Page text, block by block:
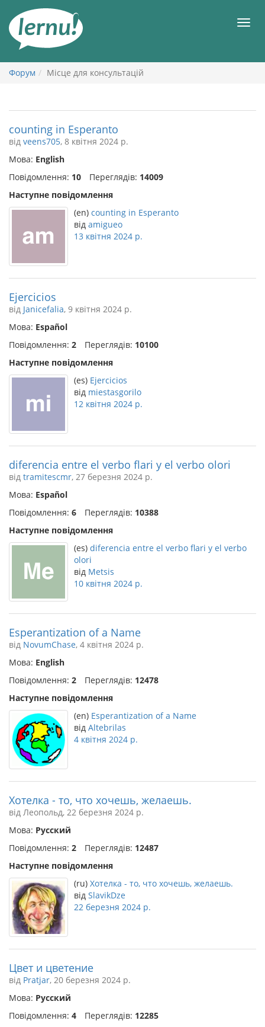
змісту
Форум Місце для консультацій
counting in Esperanto
від veens705, 8 квітня 2024 р.
Мова: English
Повідомлення: 10 Переглядів: 14009
Наступне повідомлення
(en) counting in Esperanto
від amigueo
13 квітня 2024 р.
Ejercicios
від Janicefalia, 9 квітня 2024 р.
Мова: Español
Повідомлення: 2 Переглядів: 10100
Наступне повідомлення
(es) Ejercicios
від miestasgorilo
12 квітня 2024 р.
diferencia entre el verbo flari y el verbo olori
від tramitescmr, 27 березня 2024 р.
Мова: Español
Повідомлення: 6 Переглядів: 10388
Наступне повідомлення
(es) diferencia entre el verbo flari y el verbo
olori
від Metsis
10 квітня 2024 р.
Esperantization of a Name
від NovumChase, 4 квітня 2024 р.
Мова: English
Повідомлення: 2 Переглядів: 12478
Наступне повідомлення
(en) Esperantization of a Name
від Altebrilas
4 квітня 2024 р.
Хотелка - то, что хочешь, желаешь.
від Леопольд, 22 березня 2024 р.
Мова: Русский
Повідомлення: 2 Переглядів: 12487
Наступне повідомлення
(ru) Хотелка - то, что хочешь, желаешь.
від SlavikDze
22 березня 2024 р.
Цвет и цветение
від Pratjar, 20 березня 2024 р.
Мова: Русский
Повідомлення: 4 Переглядів: 12285